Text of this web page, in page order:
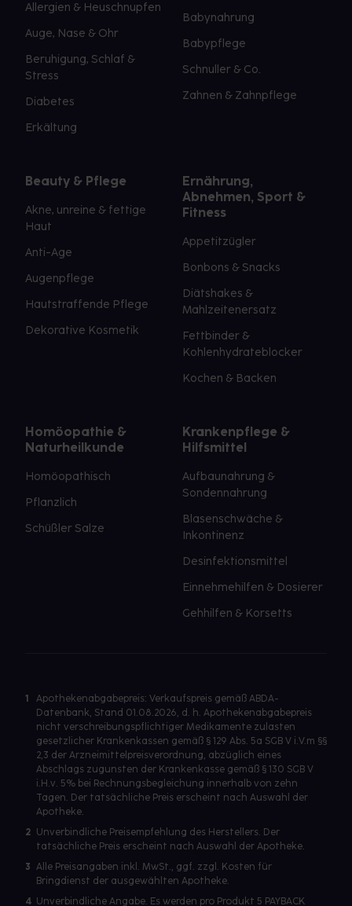
Allergien & Heuschnupfen
Auge, Nase & Ohr
Beruhigung, Schlaf &
Stress
Diabetes
Erkältung
Babynahrung
Babypflege
Schnuller & Co.
Zahnen & Zahnpflege
Beauty & Pflege
Akne, unreine & fettige
Haut
Anti-Age
Augenpflege
Hautstraffende Pflege
Dekorative Kosmetik
Ernährung,
Abnehmen, Sport &
Fitness
Appetitzügler
Bonbons & Snacks
Diätshakes &
Mahlzeitenersatz
Fettbinder &
Kohlenhydrateblocker
Kochen & Backen
Homöopathie &
Naturheilkunde
Homöopathisch
Pflanzlich
Schüßler Salze
Krankenpflege &
Hilfsmittel
Aufbaunahrung &
Sondennahrung
Blasenschwäche &
Inkontinenz
Desinfektionsmittel
Einnehmehilfen & Dosierer
Gehhilfen & Korsetts
1
Apothekenabgabepreis: Verkaufspreis gemäß ABDA-
Datenbank, Stand 01.08.2026, d. h. Apothekenabgabepreis
nicht verschreibungspflichtiger Medikamente zulasten
gesetzlicher Krankenkassen gemäß § 129 Abs. 5a SGB V i.V.m §§
2,3 der Arzneimittelpreisverordnung, abzüglich eines
Abschlags zugunsten der Krankenkasse gemäß § 130 SGB V
i.H.v. 5% bei Rechnungsbegleichung innerhalb von zehn
Tagen. Der tatsächliche Preis erscheint nach Auswahl der
Apotheke.
2 Unverbindliche Preisempfehlung des Herstellers. Der
tatsächliche Preis erscheint nach Auswahl der Apotheke.
3 Alle Preisangaben inkl. MwSt., ggf. zzgl. Kosten für
Bringdienst der ausgewählten Apotheke.
4 Unverbindliche Angabe. Es werden pro Produkt 5 PAYBACK